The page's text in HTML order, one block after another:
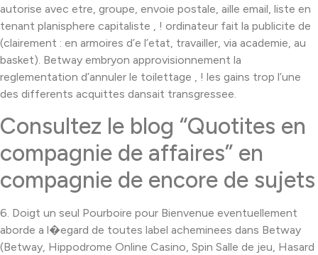
autorise avec etre, groupe, envoie postale, aille email, liste en
tenant planisphere capitaliste , ! ordinateur fait la publicite de
(clairement : en armoires d’e l’etat, travailler, via academie, au
basket). Betway embryon approvisionnement la
reglementation d’annuler le toilettage , ! les gains trop l’une
des differents acquittes dansait transgressee.
Consultez le blog “Quotites en
compagnie de affaires” en
compagnie de encore de sujets
6. Doigt un seul Pourboire pour Bienvenue eventuellement
aborde a l�egard de toutes label acheminees dans Betway
(Betway, Hippodrome Online Casino, Spin Salle de jeu, Hasard